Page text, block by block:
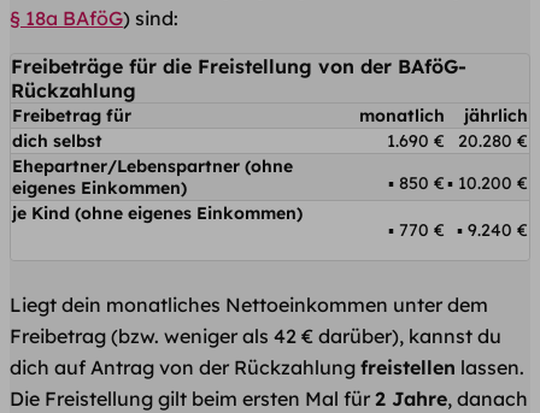
§ 18a BAföG) sind:
Freibeträge für die Freistellung von der BAföG-
Rückzahlung
Freibetrag für monatlich
jährlich
dich selbst
1.690 €
20.280 €
Ehepartner/Lebenspartner (ohne
eigenes Einkommen)
850 €
10.200 €
je Kind (ohne eigenes Einkommen)
770 € 9.240 €
Liegt dein monatliches Nettoeinkommen unter dem
Freibetrag (bzw. weniger als 42 € darüber), kannst du
dich auf Antrag von der Rückzahlung freistellen lassen.
Die Freistellung gilt beim ersten Mal für 2 Jahre, danach